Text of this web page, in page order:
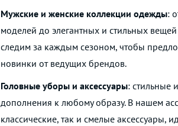
Мужские и женские коллекции одежды:
моделей до элегантных и стильных
следим за каждым сезоном, чтобы
новинки от ведущих брендов.
Головные уборы и аксессуары: стильные
дополнения к любому образу. В нашем
классические, так и смелые аксессуары,